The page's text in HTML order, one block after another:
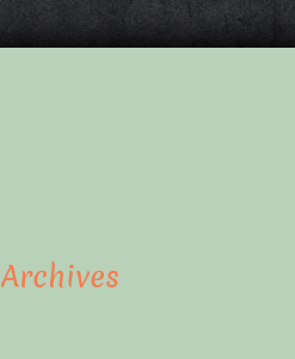
Archives